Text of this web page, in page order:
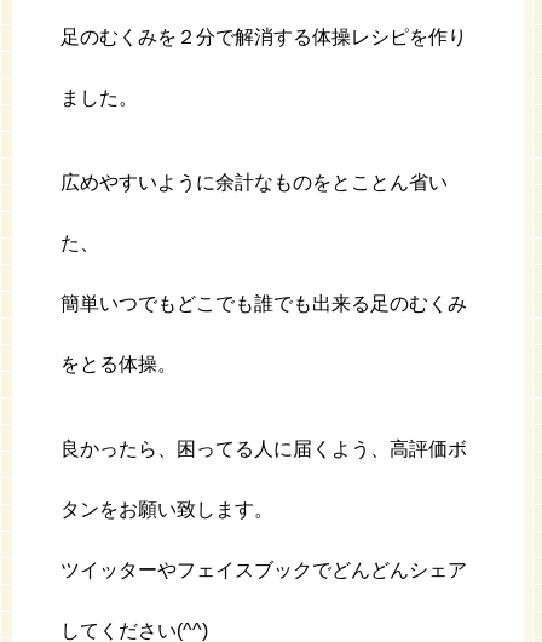
足のむくみを２分で解消する体操レシピを作り
ました。
広めやすいように余計なものをとことん省い
た、
簡単いつでもどこでも誰でも出来る足のむくみ
をとる体操。
良かったら、困ってる人に届くよう、高評価ボ
タンをお願い致します。
ツイッターやフェイスブックでどんどんシェア
してください(^^)